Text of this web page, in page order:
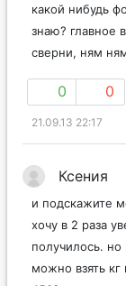
какой нибудь
знаю? главное
сверни, ням
0 0
21.09.13 22:17
Ксения
и подскажите
хочу в 2 раза
получилось.
можно взять